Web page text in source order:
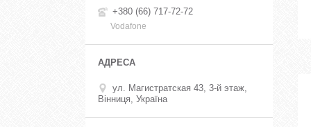
+380 (66) 717-72-72
Vodafone
ул. Магистратская 43, 3-й этаж,
Вінниця, Україна